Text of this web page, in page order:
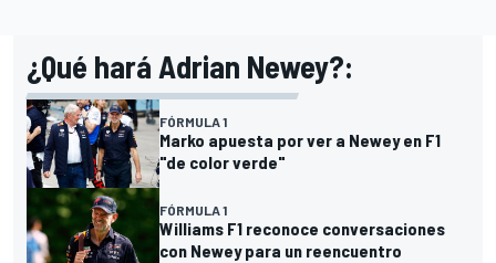
¿Qué hará Adrian Newey?:
FÓRMULA 1
Marko apuesta por ver a Newey en F1
"de color verde"
FÓRMULA 1
Williams F1 reconoce conversaciones
con Newey para un reencuentro